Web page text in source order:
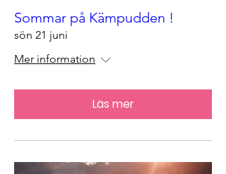
Sommar på Kämpudden !
sön 21 juni
Mer information
Läs mer